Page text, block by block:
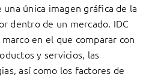
única imagen gráfica de la
dentro de un mercado. IDC
en el que comparar con
y servicios, las
así como los factores de